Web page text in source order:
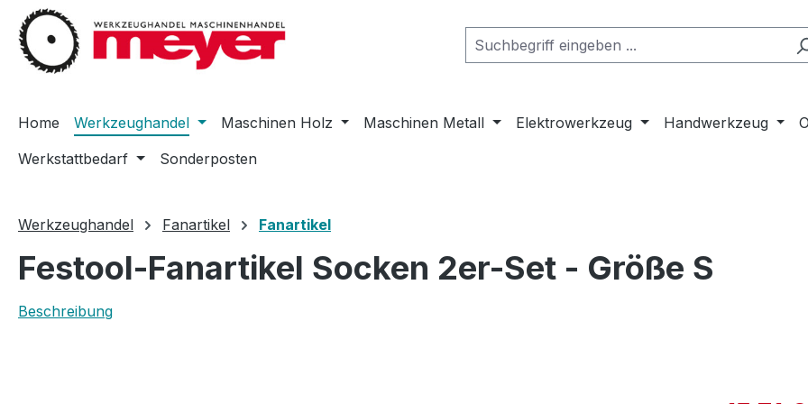
Hauptinhalt springen
Zur Suche springen
Zur Hauptnavigation springen
Home Werkzeughandel Maschinen Holz Maschinen Metall Elektrowerkzeug Handwerkzeug
Werkstattbedarf
Sonderposten
Werkzeughandel Fanartikel Fanartikel
Festool-Fanartikel Socken 2er-Set - Größe S
Beschreibung